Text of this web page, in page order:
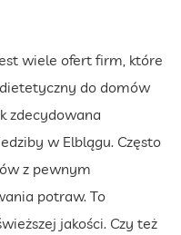
wiele ofert firm, które
do domów
zdecydowana
w Elblągu. Często
z pewnym
potraw. To
jakości. Czy też